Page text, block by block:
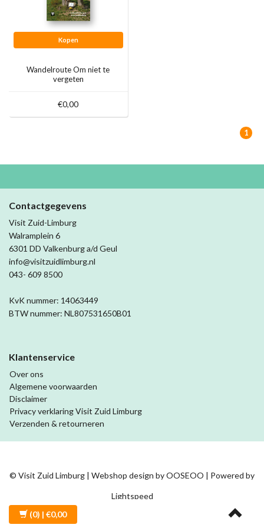
Kopen
Wandelroute Om niet te
vergeten
€0,00
1
Contactgegevens
Visit Zuid-Limburg
Walramplein 6
6301 DD Valkenburg a/d Geul
info@visitzuidlimburg.nl
043- 609 8500
KvK nummer: 14063449
BTW nummer: NL807531650B01
Klantenservice
Over ons
Algemene voorwaarden
Disclaimer
Privacy verklaring Visit Zuid Limburg
Verzenden & retourneren
© Visit Zuid Limburg | Webshop design byOOSEOO | Powered by
Lightspeed
(0) | €0,00